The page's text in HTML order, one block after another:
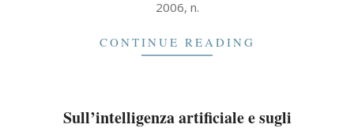
2006, n.
CONTINUE READING
Sull’intelligenza artificiale e sugli